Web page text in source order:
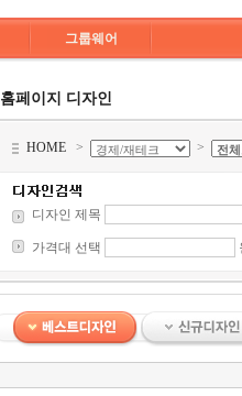
그룹웨어
홈페이지 디자인
HOME > >
디자인 제목
가격대 선택